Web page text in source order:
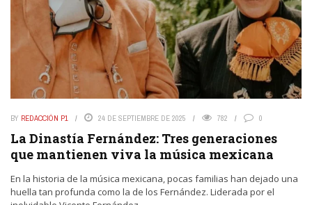
BY REDACCIÓN P1 24 DE SEPTIEMBRE DE 2025 782 0
La Dinastía Fernández: Tres generaciones
que mantienen viva la música mexicana
En la historia de la música mexicana, pocas familias han dejado una
huella tan profunda como la de los Fernández. Liderada por el